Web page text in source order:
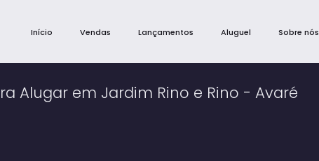
Sobre nós
Aluguel
Lançamentos
Vendas
Início
Alugar em Jardim Rino e Rino - Avaré